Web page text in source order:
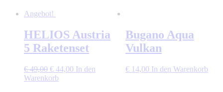
Angebot!
HELIOS Austria
5 Raketenset
€49,00 Ursprünglicher
Preis
€ 44,00 Aktueller
In den
Warenkorb
Bugano Aqua
Vulkan
€14,00 In den Warenkorb